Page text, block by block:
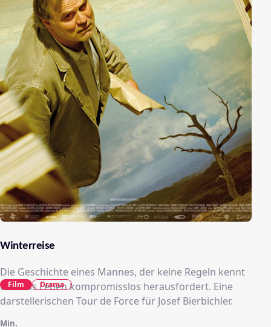
Winterreise
Die Geschichte eines Mannes, der keine Regeln kennt
und das Leben kompromisslos herausfordert. Eine
darstellerischen Tour de Force für Josef Bierbichler.
Min.
Film Drama